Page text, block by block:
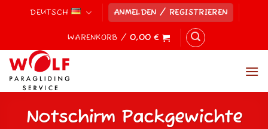
DEUTSCH ANMELDEN / REGISTRIEREN
WARENKORB /0,00€
Notschirm Packgewichte